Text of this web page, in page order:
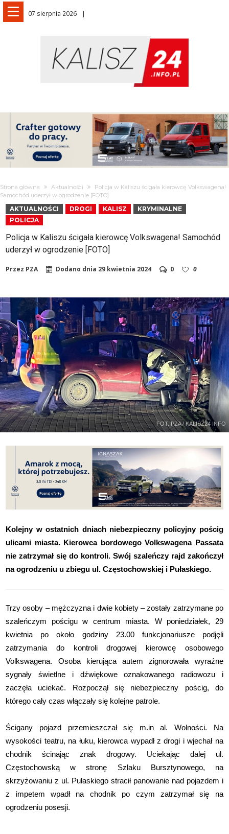
07 sierpnia 2026
Strona główna Aktualności
Policja w Kaliszu ścigała kierowcę Volkswagena!
Samochód uderzył w ogrodzenie [FOTO]
AKTUALNOŚCI DROGI KALISZ
KRYMINALNE
POLICJA
Policja w Kaliszu ścigała kierowcę Volkswagena! Samochód
uderzył w ogrodzenie [FOTO]
Przez PZA Dodano dnia 29 kwietnia 2024 0 0
FOT. PZA / KALISZ24 INFO
Kolejny w ostatnich dniach niebezpieczny policyjny pościg
ulicami miasta. Kierowca bordowego Volkswagena Passata
nie zatrzymał się do kontroli. Swój szaleńczy rajd zakończył
na ogrodzeniu u zbiegu ul. Częstochowskiej i Pułaskiego.
Trzy osoby – mężczyzna i dwie kobiety – zostały zatrzymane po
szaleńczym pościgu w centrum miasta. W poniedziałek, 29
kwietnia po około godziny 23.00 funkcjonariusze podjęli
zatrzymania do kontroli drogowej kierowcę osobowego
Volkswagena. Osoba kierująca autem zignorowała wyraźne
sygnały świetlne i dźwiękowe oznakowanego radiowozu i
zaczęła uciekać. Rozpoczął się niebezpieczny pościg, do
którego cały czas włączały się kolejne patrole.
Ścigany pojazd przemieszczał się m.in al. Wolności. Na
wysokości teatru, na łuku, kierowca wypadł z drogi i wjechał na
chodnik ścinając znak drogowy. Uciekając dalej ul.
Częstochowską w stronę Szlaku Bursztynowego, na
skrzyżowaniu z ul. Pułaskiego stracił panowanie nad pojazdem i
z impetem wpadł na chodnik po czym zatrzymał się na
ogrodzeniu posesji.